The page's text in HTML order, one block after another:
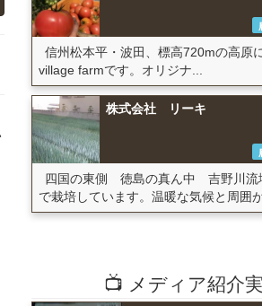
信州松本平・波田、標高720mの高原
village farmです。オリジナ...
株式会社 リーキ
四国の東側 徳島の真ん中 吉野川流
で栽培しています。温暖な気候と周囲
📺 メディア紹介